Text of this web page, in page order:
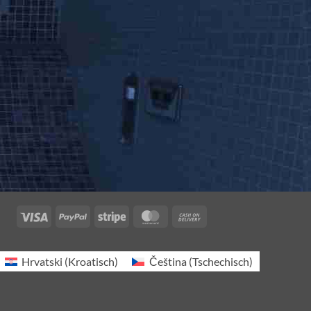
Visa PayPal Stripe MasterCard
Hrvatski (Kroatisch) Čeština(Tschechisch)